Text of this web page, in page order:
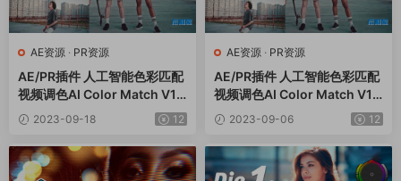
AE资源 · PR资源
AE/PR插件 人工智能色彩匹配
视频调色AI Color Match V1.
0.2 Win+使用教程
2023-09-18 12
AE资源 · PR资源
AE/PR插件 人工智能色彩匹配
视频调色AI Color Match V1.0
Win+使用教程
2023-09-06 12